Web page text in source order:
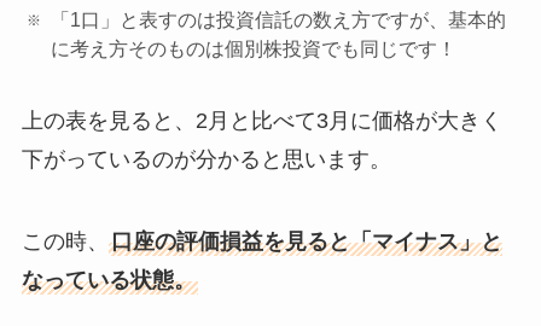
「1口」と表すのは投資信託の数え方ですが、基本的
に考え方そのものは個別株投資でも同じです！
上の表を見ると、2月と比べて3月に価格が大きく
下がっているのが分かると思います。
この時、 口座の評価損益を見ると「マイナス」と
なっている状態。